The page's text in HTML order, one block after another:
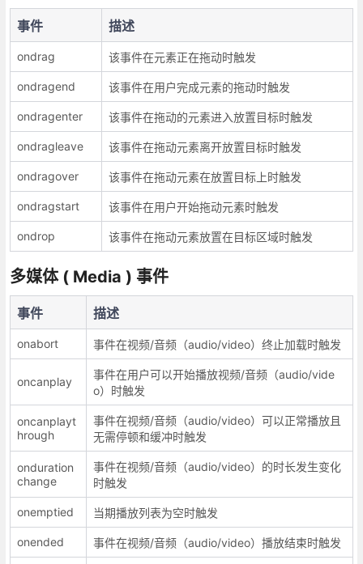
事件 描述
ondrag 该事件在元素正在拖动时触发
ondragend 该事件在用户完成元素的拖动时触发
ondragenter 该事件在拖动的元素进入放置目标时触发
ondragleave 该事件在拖动元素离开放置目标时触发
ondragover 该事件在拖动元素在放置目标上时触发
ondragstart 该事件在用户开始拖动元素时触发
ondrop 该事件在拖动元素放置在目标区域时触发
多媒体 ( Media ) 事件
事件 描述
onabort 事件在视频/音频（audio/video）终止加载时触发
oncanplay
事件在用户可以开始播放视频/音频（audio/vide
o）时触发
oncanplayt
hrough
事件在视频/音频（audio/video）可以正常播放且
无需停顿和缓冲时触发
onduration
change
事件在视频/音频（audio/video）的时长发生变化
时触发
onemptied 当期播放列表为空时触发
onended 事件在视频/音频（audio/video）播放结束时触发